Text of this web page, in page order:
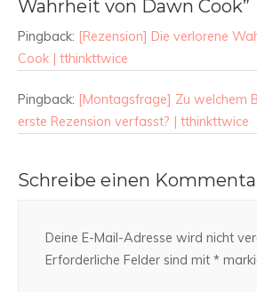
Wahrheit von Dawn Cook”
Pingback: [Rezension] Die verlorene
Cook | tthinkttwice
Pingback: [Montagsfrage] Zu welchem
erste Rezension verfasst? | tthinkttwice
Schreibe einen
Deine E-Mail-Adresse wird nicht
Erforderliche Felder sind mit *